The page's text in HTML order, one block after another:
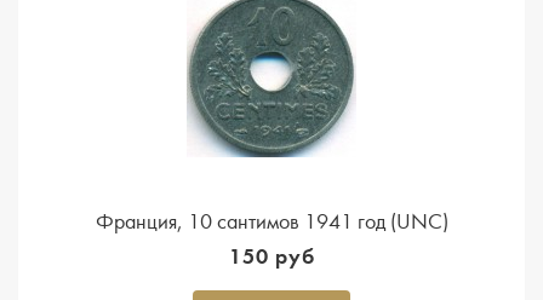
Франция, 10 сантимов 1941 год (UNC)
150 руб